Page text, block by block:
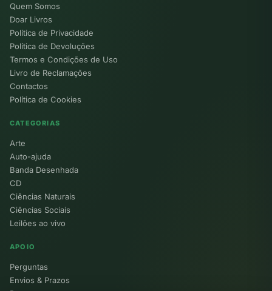
Quem Somos
Doar Livros
Política de Privacidade
Política de Devoluções
Termos e Condições de Uso
Livro de Reclamações
Contactos
Política de Cookies
CATEGORIAS
Arte
Auto-ajuda
Banda Desenhada
CD
Ciências Naturais
Ciências Sociais
Leilões ao vivo
APOIO
Perguntas
Envios & Prazos